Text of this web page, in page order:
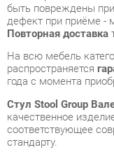
Стул Stool Group
качественное
соответствующее
стандарту.
Надеемся, вы
будем рады, если вы
использования,
будущим покупателям.
Кроме формы
консультацию, фото и